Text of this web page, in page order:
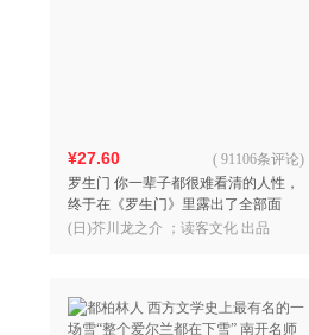
¥27.60
罗生门 你一辈子都很难看清的人性，
终于在《罗生门》里露出了全部面
容。蒲熠星推荐!
( 91106条评论)
(日)芥川龙之介 ；读客文化 出品